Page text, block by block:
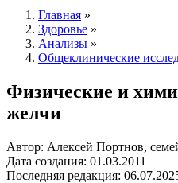
Главная »
Здоровье »
Анализы »
Общеклинические
Физические и
желчи
Автор: Алексей Портнов,
Дата создания: 01.03.2011
Последняя редакция: